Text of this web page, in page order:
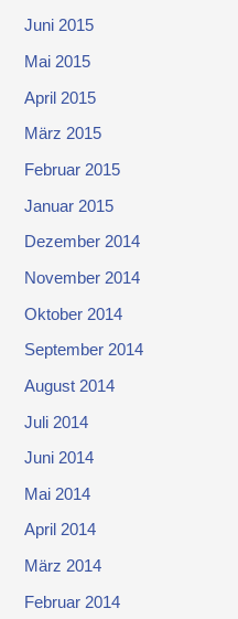
Juni 2015
Mai 2015
April 2015
März 2015
Februar 2015
Januar 2015
Dezember 2014
November 2014
Oktober 2014
September 2014
August 2014
Juli 2014
Juni 2014
Mai 2014
April 2014
März 2014
Februar 2014